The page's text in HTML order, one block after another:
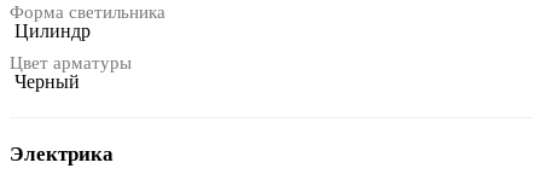
Форма светильника
Цилиндр
Цвет арматуры
Черный
Электрика